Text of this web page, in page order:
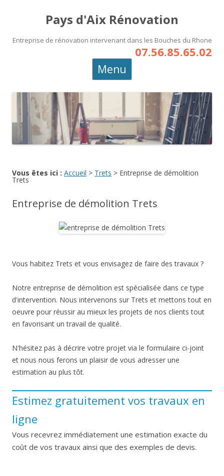
Pays d'Aix Rénovation
Entreprise de rénovation intervenant dans les Bouches du Rhone
07.56.85.65.02
Menu
Vous êtes ici : Accueil > Trets > Entreprise de démolition
Trets
Entreprise de démolition Trets
Vous habitez Trets et vous envisagez de faire des travaux ?
Notre entreprise de démolition est spécialisée dans ce type
d'intervention. Nous intervenons sur Trets et mettons tout en
oeuvre pour réussir au mieux les projets de nos clients tout
en favorisant un travail de qualité.
N'hésitez pas à décrire votre projet via le formulaire ci-joint
et nous nous ferons un plaisir de vous adresser une
estimation au plus tôt.
Estimez gratuitement vos travaux en
ligne
Vous recevrez immédiatement une estimation exacte du
coût de vos travaux ainsi que des exemples de devis.